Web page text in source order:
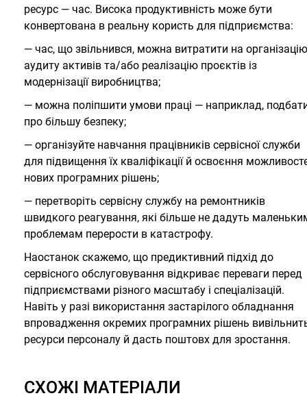
ресурс — час. Висока продуктивність може бути
конвертована в реальну користь для підприємства:
— час, що звільнився, можна витратити на організацію
аудиту активів та/або реалізацію проєктів із
модернізації виробництва;
— можна поліпшити умови праці — наприклад,
про більшу безпеку;
— організуйте навчання працівників сервісної служби
для підвищення їх кваліфікації й освоєння
нових програмних рішень;
— перетворіть сервісну службу на ремонтників
швидкого реагування, які більше не дадуть
проблемам перерости в катастрофу.
Наостанок скажемо, що предиктивний підхід до
сервісного обслуговування відкриває переваги перед
підприємствами різного масштабу і спеціалізацій.
Навіть у разі використання застарілого обладнання
впровадження окремих програмних рішень
ресурси персоналу й дасть поштовх для зростання.
СХОЖІ МАТЕРІАЛИ